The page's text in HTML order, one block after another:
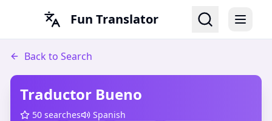
Fun Translator
Back to Search
Traductor Bueno
50 searches
Spanish